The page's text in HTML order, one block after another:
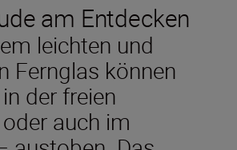
am Entdecken
leichten und
Fernglas können
der freien
auch im